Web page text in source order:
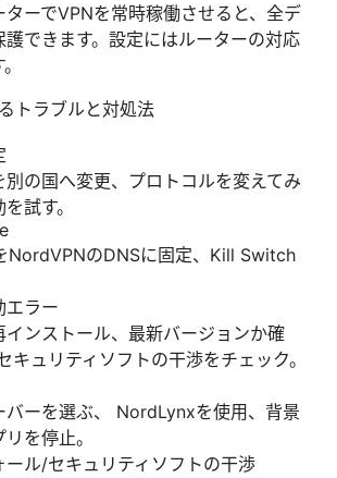
ターでVPNを常時稼働させると、全デ
護できます。設定にはルーターの対応
トラブルと対処法
別の国へ変更、プロトコルを変えてみ
試す。
NordVPNのDNSに固定、Kill Switch
エラー
インストール、最新バージョンか確
キュリティソフトの干渉をチェック。
バーを選ぶ、 NordLynxを使用、背景
を停止。
ール/セキュリティソフトの干渉